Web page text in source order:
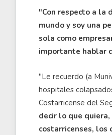
"Con respecto a la
mundo y soy una
sola como
importante hablar
"Le recuerdo (a
hospitales
Costarricense del
decir lo que
costarricenses, los